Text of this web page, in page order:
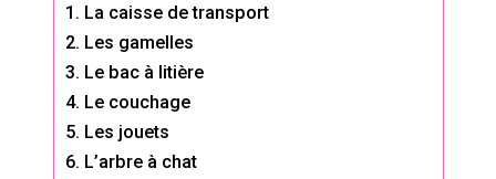
1. La caisse de transport
2. Les gamelles
3. Le bac à litière
4. Le couchage
5. Les jouets
6. L’arbre à chat